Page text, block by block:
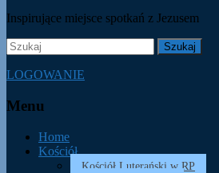
Inspirujące miejsce spotkań z Jezusem
LOGOWANIE
Menu
Home
Kościół
Kościół Luterański w RP